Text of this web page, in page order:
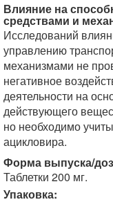
Влияние на
средствами и
Исследований
управлению
механизмами не
негативное
деятельности на
действующего
но необходимо
ацикловира.
Форма выпуска/
Таблетки 200 мг.
Упаковка: